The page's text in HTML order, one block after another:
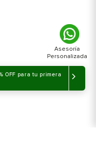
OFF para tu primera